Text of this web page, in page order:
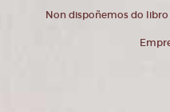
Non dispoñemos do libro